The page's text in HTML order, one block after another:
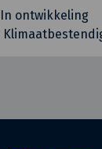
In ontwikkeling